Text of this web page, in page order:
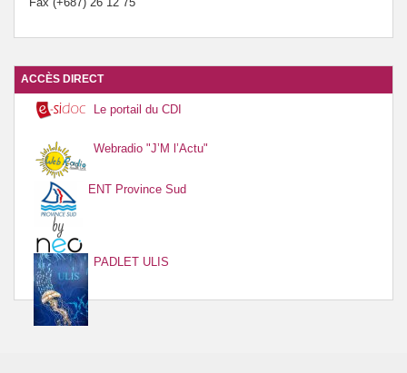
ACCÈS DIRECT
Le portail du CDI
Webradio "J’M l’Actu"
ENT Province Sud
PADLET ULIS